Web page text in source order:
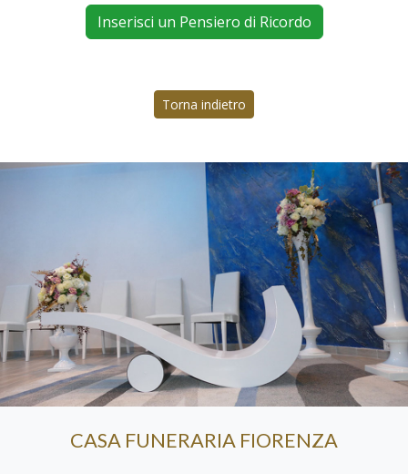
Inserisci un Pensiero di Ricordo
Torna indietro
CASA FUNERARIA FIORENZA